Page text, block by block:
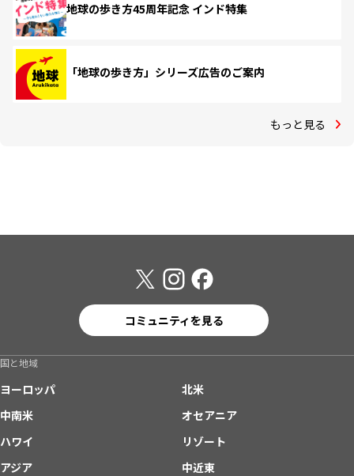
地球の歩き方45周年記念 インド特集
「地球の歩き方」シリーズ広告のご案内
もっと見る
コミュニティを見る
国と地域
ヨーロッパ
北米
中南米
オセアニア
ハワイ
リゾート
アジア
中近東